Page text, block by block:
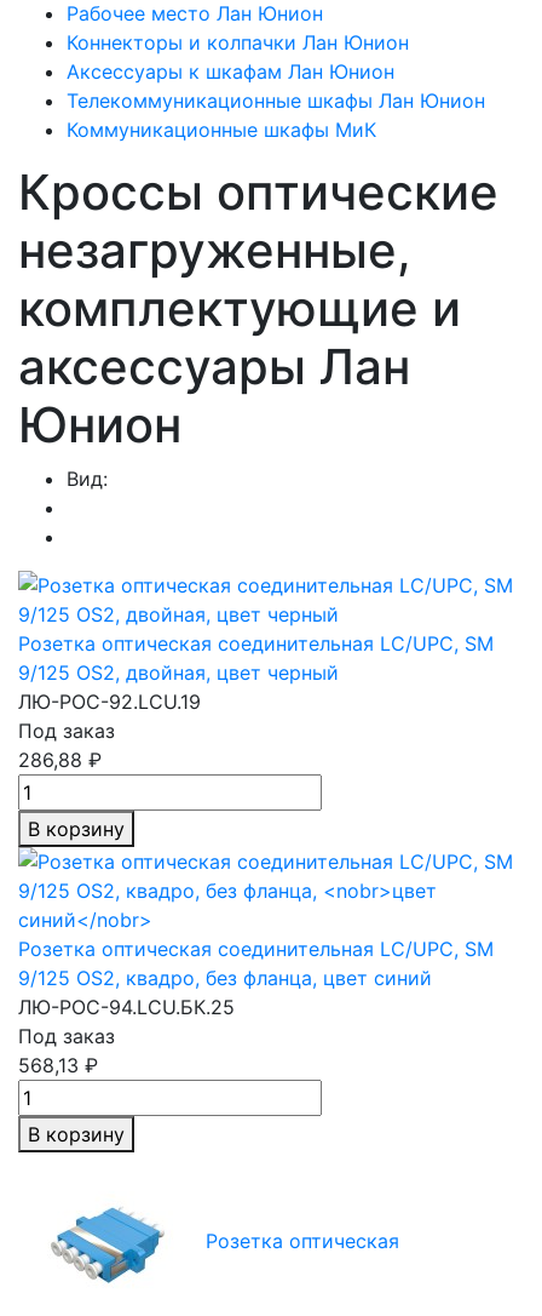
Рабочее место Лан Юнион
Коннекторы и колпачки Лан Юнион
Аксессуары к шкафам Лан Юнион
Телекоммуникационные шкафы Лан Юнион
Коммуникационные шкафы МиК
Кроссы оптические
незагруженные,
комплектующие и
аксессуары Лан
Юнион
Вид:
Розетка оптическая соединительная LC/UPC, SM
9/125 OS2, двойная, цвет черный
ЛЮ-РОС-92.LCU.19
Под заказ
286,88 ₽
В корзину
Розетка оптическая соединительная LC/UPC, SM
9/125 OS2, квадро, без фланца, цвет синий
ЛЮ-РОС-94.LCU.БК.25
Под заказ
568,13 ₽
В корзину
Розетка оптическая